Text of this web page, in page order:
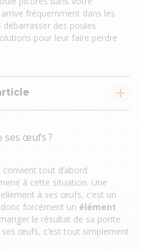
fréquemment dans les
des poules
pour leur faire perdre
ses œufs ?
tout d’abord
à cette situation. Une
à ses œufs, c’est un
forcément un élément
le résultat de sa ponte.
œufs, c’est tout simplement